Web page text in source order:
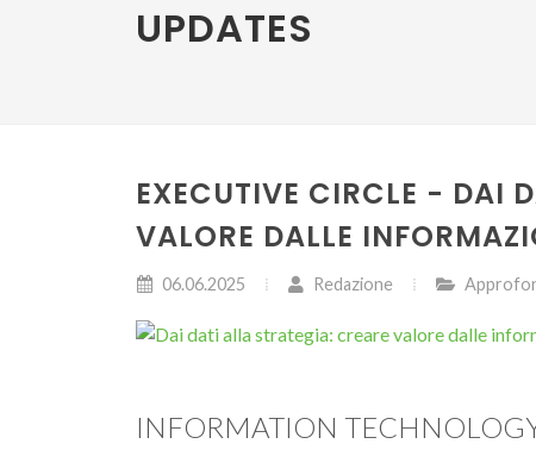
UPDATES
EXECUTIVE CIRCLE - DAI
VALORE DALLE
06.06.2025 Redazione
INFORMATION